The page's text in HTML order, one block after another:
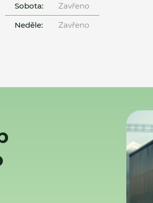
Sobota:
Zavřeno
Neděle:
Zavřeno